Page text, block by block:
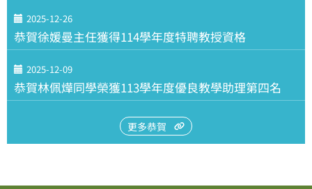
2025-12-26
恭賀徐媛曼主任獲得114學年度特聘教授資格
2025-12-09
恭賀林佩燁同學榮獲113學年度優良教學助理第四名
更多恭賀